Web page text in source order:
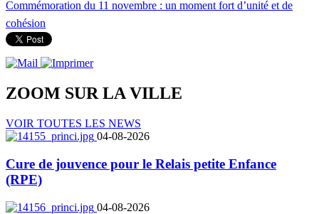
Commémoration du 11 novembre : un moment fort d’unité et de
cohésion
ZOOM SUR LAVILLE
VOIR TOUTES LES NEWS
04-08-2026
Cure de jouvence pour le Relais petite Enfance
(RPE)
04-08-2026